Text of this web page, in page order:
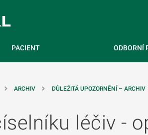
PACIENT ODBORNÍ
ARCHIV DŮLEŽITÁ UPOZORNĚNÍ – ARCHIV
léčiv -